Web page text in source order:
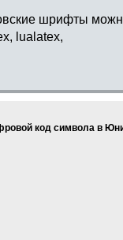
шрифты
lualatex,
код символа в